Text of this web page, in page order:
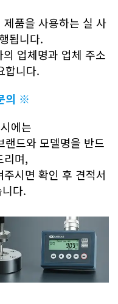
품을 사용하는 실 사
됩니다.
업체명과 업체 주소
합니다.
의 ※
에는
랜드와 모델명을 반드
리며,
시면 확인 후 견적서
다.